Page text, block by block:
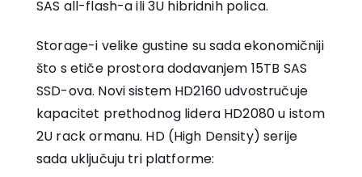
SAS all-flash-a ili 3U hibridnih polica.
Storage-i velike gustine su sada ekonomičniji
što s etiče prostora dodavanjem 15TB SAS
SSD-ova. Novi sistem HD2160 udvostručuje
kapacitet prethodnog lidera HD2080 u istom
2U rack ormanu. HD (High Density) serije
sada uključuju tri platforme: